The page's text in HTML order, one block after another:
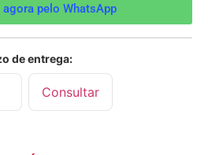
agora pelo WhatsApp
de entrega:
Consultar